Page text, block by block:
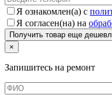
Я ознакомлен(а) с
Я согласен(на) на
×
Запишитесь на ремонт